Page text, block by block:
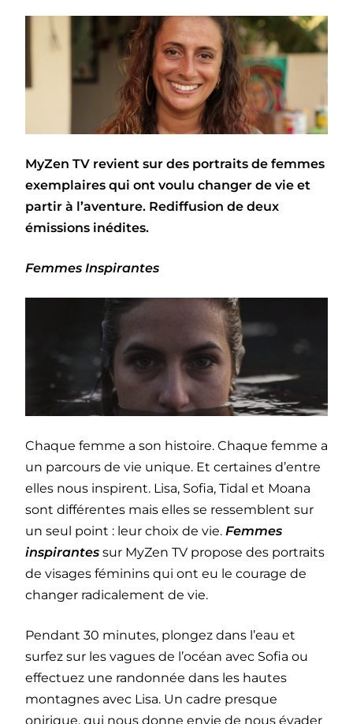
MyZen TV revient sur des portraits de femmes
exemplaires qui ont voulu changer de vie et
partir à l’aventure. Rediffusion de deux
émissions inédites.
Femmes Inspirantes
Chaque femme a son histoire. Chaque femme a
un parcours de vie unique. Et certaines d’entre
elles nous inspirent. Lisa, Sofia, Tidal et Moana
sont différentes mais elles se ressemblent sur
un seul point : leur choix de vie. Femmes
inspirantes sur MyZen TV propose des portraits
de visages féminins qui ont eu le courage de
changer radicalement de vie.
Pendant 30 minutes, plongez dans l’eau et
surfez sur les vagues de l’océan avec Sofia ou
effectuez une randonnée dans les hautes
montagnes avec Lisa. Un cadre presque
onirique, qui nous donne envie de nous évader